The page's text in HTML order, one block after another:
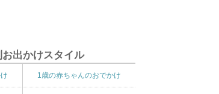
出かけスタイル
1歳の赤ちゃんのおでかけ